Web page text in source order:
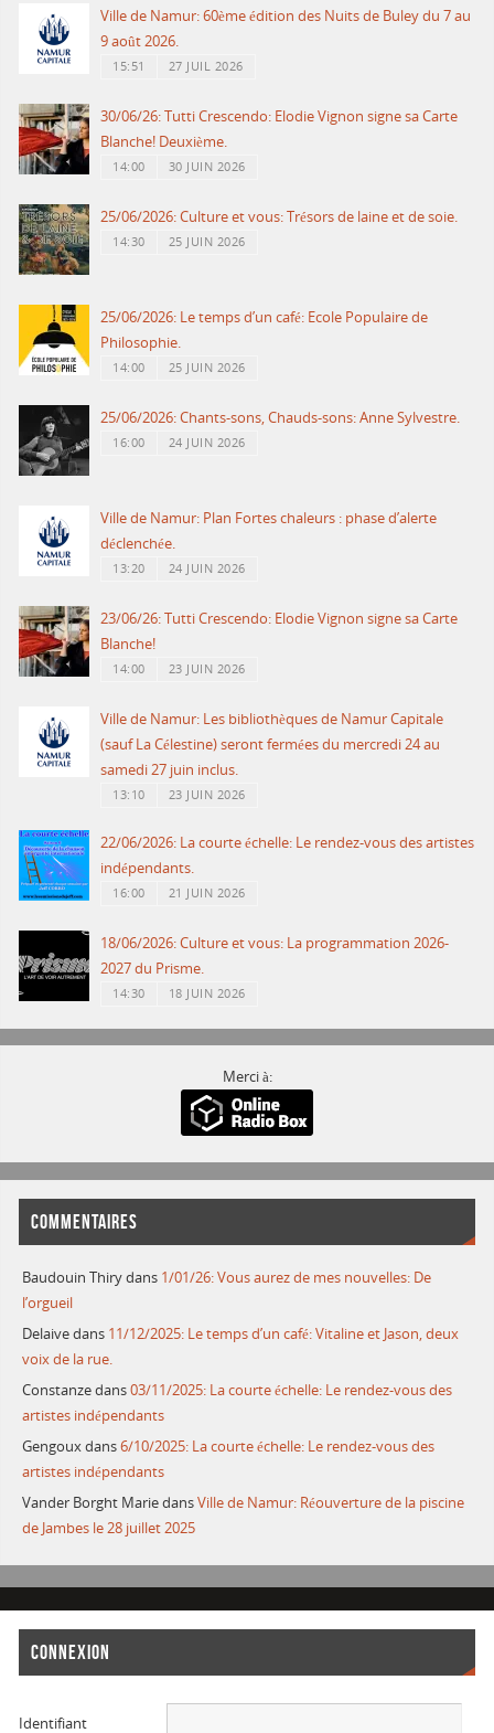
Ville de Namur: 60ème édition des Nuits de Buley du 7 au
9 août 2026.
15:51 27 JUIL 2026
30/06/26: Tutti Crescendo: Elodie Vignon signe sa Carte
Blanche! Deuxième.
14:00 30 JUIN 2026
25/06/2026: Culture et vous: Trésors de laine et de soie.
14:30 25 JUIN 2026
25/06/2026: Le temps d’un café: Ecole Populaire de
Philosophie.
14:00 25 JUIN 2026
25/06/2026: Chants-sons, Chauds-sons: Anne Sylvestre.
16:00 24 JUIN 2026
Ville de Namur: Plan Fortes chaleurs : phase d’alerte
déclenchée.
13:20 24 JUIN 2026
23/06/26: Tutti Crescendo: Elodie Vignon signe sa Carte
Blanche!
14:00 23 JUIN 2026
Ville de Namur: Les bibliothèques de Namur Capitale
(sauf La Célestine) seront fermées du mercredi 24 au
samedi 27 juin inclus.
13:10 23 JUIN 2026
22/06/2026: La courte échelle: Le rendez-vous des artistes
indépendants.
16:00 21 JUIN 2026
18/06/2026: Culture et vous: La programmation 2026-
2027 du Prisme.
14:30 18 JUIN 2026
Merci à:
COMMENTAIRES
Baudouin Thirydans 1/01/26: Vous aurez de mes nouvelles: De
l’orgueil
Delaivedans 11/12/2025: Le temps d’un café: Vitaline et Jason, deux
voix de la rue.
Constanzedans03/11/2025: La courte échelle: Le rendez-vous des
artistes indépendants
Gengouxdans6/10/2025: La courte échelle: Le rendez-vous des
artistes indépendants
Vander Borght MariedansVille de Namur: Réouverture de la piscine
de Jambes le 28 juillet 2025
CONNEXION
Identifiant